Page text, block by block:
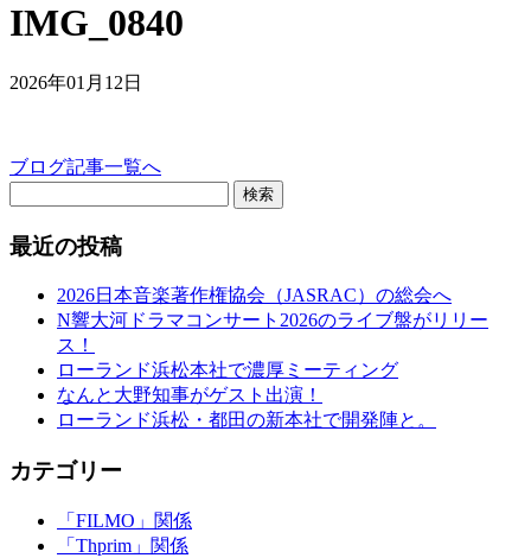
IMG_0840
2026年01月12日
ブログ記事一覧へ
検索
最近の投稿
2026日本音楽著作権協会（JASRAC）の総会へ
N響大河ドラマコンサート2026のライブ盤がリリー
ス！
ローランド浜松本社で濃厚ミーティング
なんと大野知事がゲスト出演！
ローランド浜松・都田の新本社で開発陣と。
カテゴリー
「FILMO」関係
「Thprim」関係